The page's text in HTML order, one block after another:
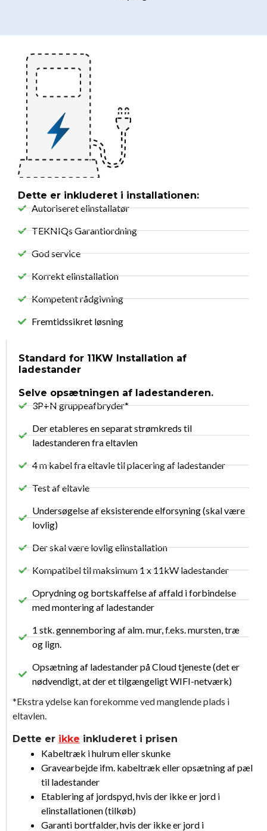
Dette er inkluderet i installationen:
Autoriseret elinstallatør
TEKNIQs Garantiordning
God service
Korrekt elinstallation
Kompetent rådgivning
Fremtidssikret løsning
Standard for 11KW Installation af
ladestander
Selve opsætningen af ladestanderen.
3P+N gruppeafbryder*
Der etableres en separat strømkreds til
ladestanderen fra eltavlen
4 m kabel fra eltavle til placering af ladestander
Test af eltavle
Undersøgelse af eksisterende elforsyning (skal være
lovlig)
Der skal være lovlig elinstallation
Kompatibel til maksimum 1 x 11kW ladestander
Oprydning og bortskaffelse af affald i forbindelse
med montering af ladestander
1 stk. gennemboring af alm. mur, f.eks. mursten, træ
og lign.
Opsætning af ladestander på Cloud tjeneste (det er
nødvendigt, at der et tilgængeligt WIFI-netværk)
*Ekstra ydelse kan forekomme ved manglende plads i
eltavlen.
Dette er ikke inkluderet i prisen
Kabeltræk i hulrum eller skunke
Gravearbejde ifm. kabeltræk eller opsætning af pæl
til ladestander
Etablering af jordspyd, hvis der ikke er jord i
elinstallationen (tilkøb)
Garanti bortfalder, hvis der ikke er jord i